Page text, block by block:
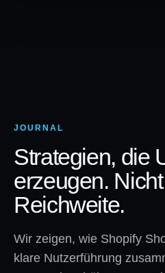
JOURNAL
Strategien, die
erzeugen.
Reichweite.
Wir zeigen, wie Shopify
klare Nutzerführung